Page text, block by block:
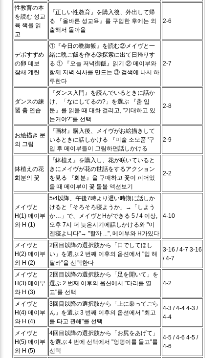
性教育の本
を読む 성교
육 책을 읽
고
『正しい性教育』を購入後、外出して帰
る
『올바른 성교육』를 구입한 후에는 외
출해서 돌아올
2-6
デボすずめ
の卵 데보
참새 계란
①『今日の晩御飯』を読む②メイヴと一
緒に晩ご飯を作る③探索に出て日帰りす
る ① 『오늘 저녁御飯』읽기 ② 메이부와
함께 저녁 식사를 만드는 ③ 검색에 나서 하
루한다
2-7
ダンスの練
習 춤 연습
『ダンス入門』を読んでいるときに話か
け、「なにしてるの?」を選ぶ 『춤 입
문』를 읽을 때 대화 걸리고, "기대하고 있
는거야?"를 선택
2-8
お絵描き 문
의 그림
『画材』購入後、メイヴがお絵描きして
いるときに話しかける
『미술 소모품 '구
입 후 메이부들이 그림하면話しかける
2-9
鉢植えの花
화분의 꽃
『鉢植え』を購入し、花が咲いていると
きにメイヴが花の世話をするアクション
を見る
『화분』을 구매하고 꽃이 피어있
을 때 메이부이 꽃 돌볼 액션보기
2-2
メイヴと
H(1) 메이부
와 H (1)
5/4以降、午後7時より遅い時期に話しか
けると「そろそろ寝ようか」→「しよう
か…」で、メイヴとHができる 5 / 4 이상,
오후 7시 더 늦은시기에話しかける와 "이
젠寝よ니다"→ "할까 ...", 메이부와 H가있다
4-10
メイヴと
H(2) 메이부
와 H (2)
2回目以降の選択肢から「口でしてほし
い」を選ぶ 2 번째 이후의 옵션에서 "입 해
달라"을 선택한다
3-16 / 4-7 3-16
/ 4-7
メイヴと
H(3) 메이부
와 H (3)
2回目以降の選択肢から「足を開いて」を
選ぶ 2 번째 이후의 옵션에서 "다리를 열
고"를 선택
4-2
メイヴと
H(4) 메이부
와 H (4)
3回目以降の選択肢から「上に乗ってごら
ん」を選ぶ 3 번째 이후의 옵션에서 "최고
를 타고 관해"를 선택
4-3 / 4-4 4-3 /
4-4
メイヴと
H(5) 메이부
와 H (5)
4回目以降の選択肢から「お尻をあげて」
を選ぶ 4 번에 선택에서 "엉덩이를 들고"를
선택
4-5 / 4-6 4-5 /
4-6